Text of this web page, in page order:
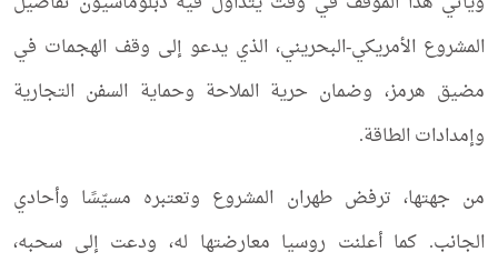
المشروع الأمريكي-البحريني، الذي يدعو إلى وقف الهجمات في
مضيق هرمز، وضمان حرية الملاحة وحماية السفن التجارية
وإمدادات الطاقة.
من جهتها، ترفض طهران المشروع وتعتبره مسيّسًا وأحادي
الجانب. كما أعلنت روسيا معارضتها له، ودعت إلى سحبه،